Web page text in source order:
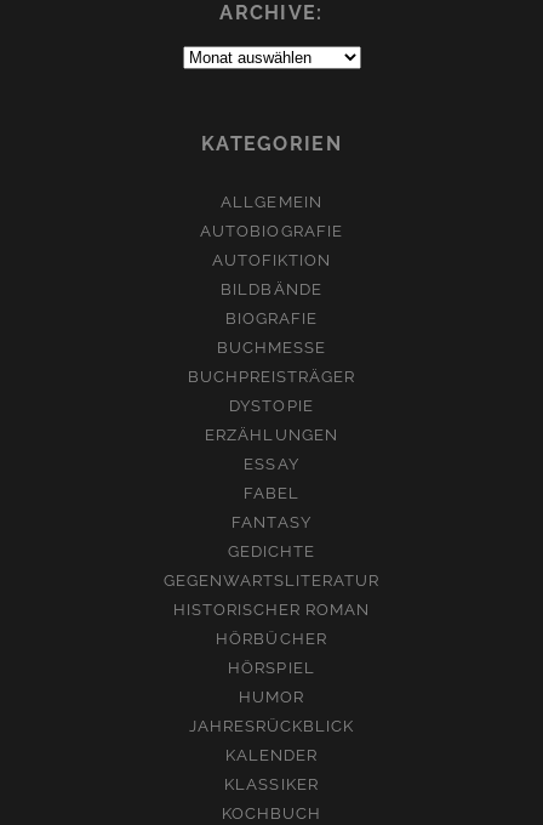
ARCHIVE:
Archive:
KATEGORIEN
ALLGEMEIN
AUTOBIOGRAFIE
AUTOFIKTION
BILDBÄNDE
BIOGRAFIE
BUCHMESSE
BUCHPREISTRÄGER
DYSTOPIE
ERZÄHLUNGEN
ESSAY
FABEL
FANTASY
GEDICHTE
GEGENWARTSLITERATUR
HISTORISCHER ROMAN
HÖRBÜCHER
HÖRSPIEL
HUMOR
JAHRESRÜCKBLICK
KALENDER
KLASSIKER
KOCHBUCH